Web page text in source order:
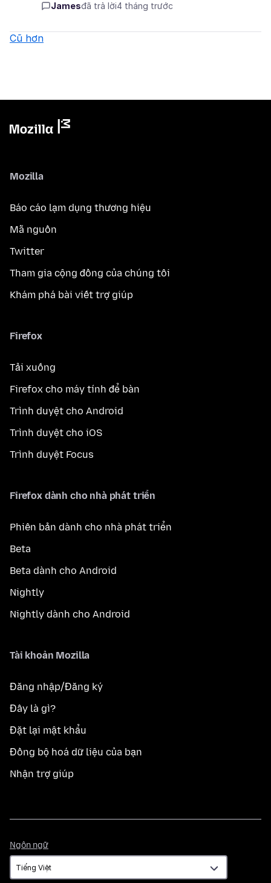
Jamesđã trả lời4 tháng trước
Cũ hơn
Mozilla
Báo cáo lạm dụng thương hiệu
Mã nguồn
Twitter
Tham gia cộng đồng của chúng tôi
Khám phá bài viết trợ giúp
Firefox
Tải xuống
Firefox cho máy tính để bàn
Trình duyệt cho Android
Trình duyệt cho iOS
Trình duyệt Focus
Firefox dành cho nhà phát triển
Phiên bản dành cho nhà phát triển
Beta
Beta dành cho Android
Nightly
Nightly dành cho Android
Tài khoản Mozilla
Đăng nhập/Đăng ký
Đây là gì?
Đặt lại mật khẩu
Đồng bộ hoá dữ liệu của bạn
Nhận trợ giúp
Ngôn ngữ
ngữ